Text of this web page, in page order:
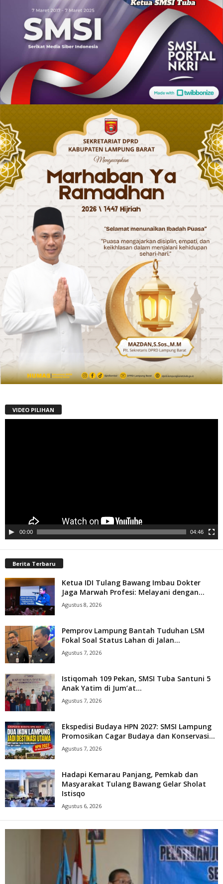
VIDEO PILIHAN
00:00 04:46
Berita Terbaru
Ketua IDI Tulang Bawang Imbau Dokter
Jaga Marwah Profesi: Melayani dengan...
Agustus 8, 2026
Pemprov Lampung Bantah Tuduhan LSM
Fokal Soal Status Lahan di Jalan...
Agustus 7, 2026
Istiqomah 109 Pekan, SMSI Tuba Santuni 5
Anak Yatim di Jum’at...
Agustus 7, 2026
Ekspedisi Budaya HPN 2027: SMSI Lampung
Promosikan Cagar Budaya dan Konservasi...
Agustus 7, 2026
Hadapi Kemarau Panjang, Pemkab dan
Masyarakat Tulang Bawang Gelar Sholat
Istisqo
Agustus 6, 2026